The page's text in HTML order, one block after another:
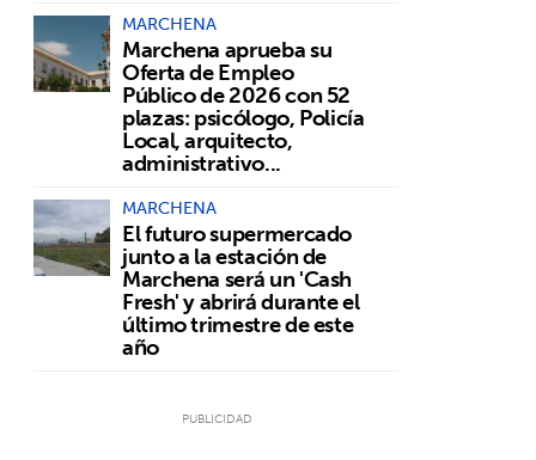
MARCHENA
Marchena aprueba su
Oferta de Empleo
Público de 2026 con 52
plazas: psicólogo, Policía
Local, arquitecto,
administrativo...
MARCHENA
El futuro supermercado
junto a la estación de
Marchena será un 'Cash
Fresh' y abrirá durante el
último trimestre de este
año